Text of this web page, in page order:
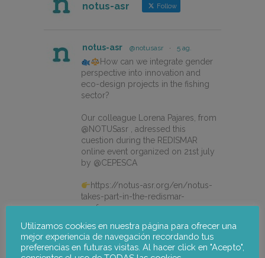
notus-asr Follow
notus-asr @notusasr · 5 ag.
How can we integrate gender
perspective into innovation and
eco-design projects in the fishing
sector?
Our colleague Lorena Pajares, from
@NOTUSasr , adressed this
cuestion during the REDISMAR
online event organized on 21st july
by @CEPESCA
https://notus-asr.org/en/notus-
takes-part-in-the-redismar-
conference-on-women-eco-
in-fishing-gear/
Utilizamos cookies en nuestra página para ofrecer una
mejor experiencia de navegación recordando tus
preferencias en futuras visitas. Al hacer click en "Acepto",